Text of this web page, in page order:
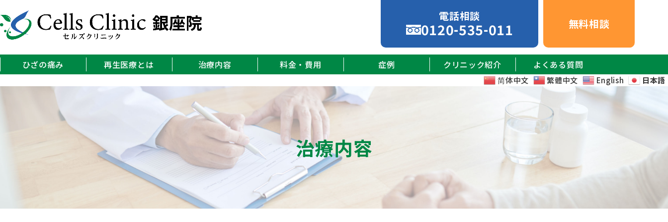
電話相談
0120-535-011 無料相談
ひざの痛み 再生医療とは 治療内容 料金・費用 症例 クリニック紹介 よくある質問
简体中文 繁體中文 English 日本語
治療内容